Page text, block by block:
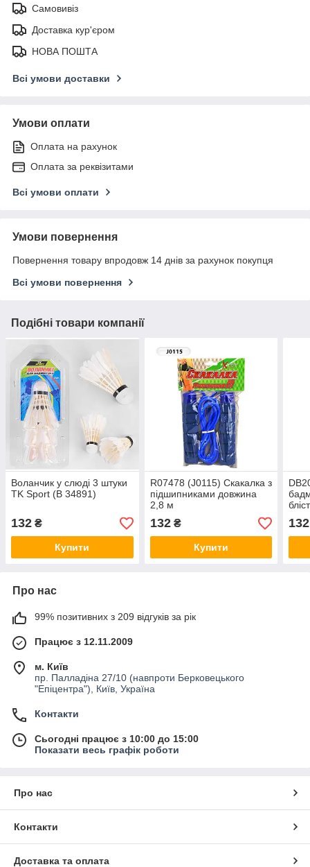
Самовивіз
Доставка кур'єром
НОВА ПОШТА
Всі умови доставки
Умови оплати
Оплата на рахунок
Оплата за реквізитами
Всі умови оплати
Умови повернення
Повернення товару впродовж 14 днів за рахунок покупця
Всі умови повернення
Подібні товари компанії
Воланчик у слюді 3 штуки
TK Sport (B 34891)
132 ₴
Купити
R07478 (J0115) Скакалка з
підшипниками довжина
2,8 м
132₴
Купити
132
Про нас
99% позитивних з 209 відгуків за рік
Працює з 12.11.2009
м. Київ
пр. Палладіна 27/10 (навпроти Берковецького
"Епіцентра"), Київ, Україна
Контакти
Сьогодні працює з 10:00 до 15:00
Показати весь графік роботи
Про нас
Контакти
Доставка та оплата